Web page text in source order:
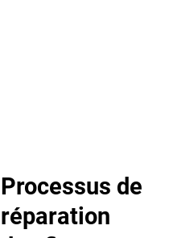
Processus de
réparation